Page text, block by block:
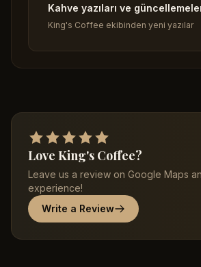
Kahve yazıları ve
King's Coffee ekibinden yeni yazılar
Love King's Coffee?
Leave us a review on Google Maps
experience!
Write a Review